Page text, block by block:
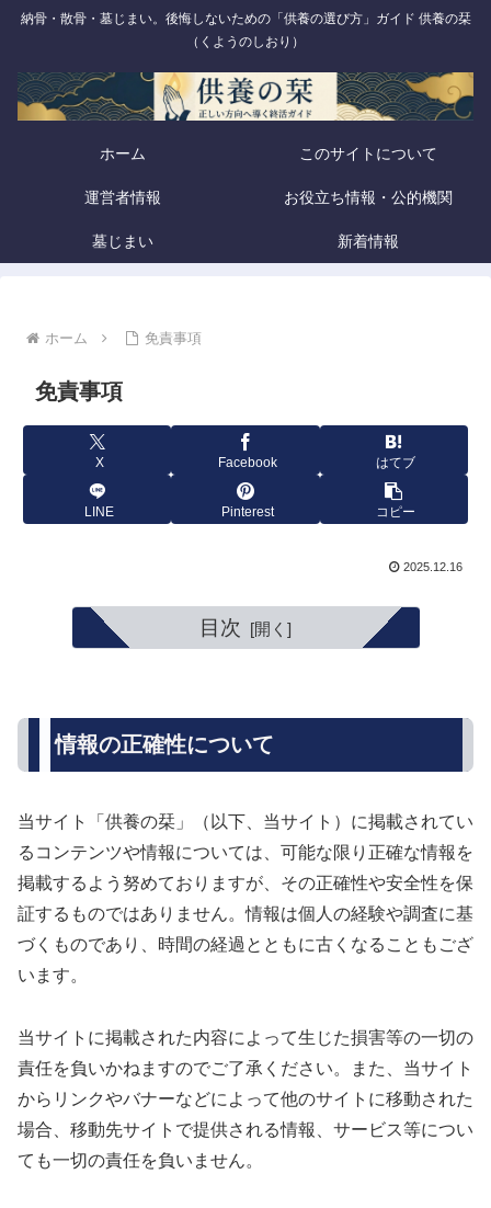
納骨・散骨・墓じまい。後悔しないための「供養の選び方」ガイド 供養の栞
（くようのしおり）
ホーム このサイトについて
運営者情報 お役立ち情報・公的機関
墓じまい 新着情報
ホーム 免責事項
免責事項
X Facebook はてブ
LINE Pinterest コピー
2025.12.16
目次
情報の正確性について
当サイト「供養の栞」（以下、当サイト）に掲載されてい
るコンテンツや情報については、可能な限り正確な情報を
掲載するよう努めておりますが、その正確性や安全性を保
証するものではありません。情報は個人の経験や調査に基
づくものであり、時間の経過とともに古くなることもござ
います。
当サイトに掲載された内容によって生じた損害等の一切の
責任を負いかねますのでご了承ください。また、当サイト
からリンクやバナーなどによって他のサイトに移動された
場合、移動先サイトで提供される情報、サービス等につい
ても一切の責任を負いません。